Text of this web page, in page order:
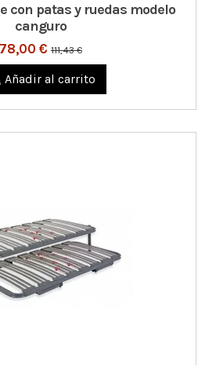
con patas y ruedas modelo
canguro
78,00 € 111,43 €
Añadir al carrito